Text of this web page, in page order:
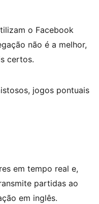
o Facebook
não é a melhor,
certos.
jogos pontuais
em tempo real e,
partidas ao
em inglês.